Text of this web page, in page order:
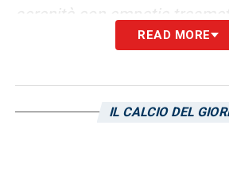
serenità con empatia
valori. Ci ha fatto capire che
felici e tranquilli. Questo è la
risultato fantastico, come
READ MORE
IL CALCIO DEL